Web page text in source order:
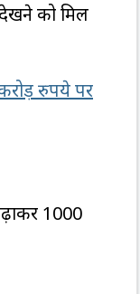
को मिल
रुपये पर
1000